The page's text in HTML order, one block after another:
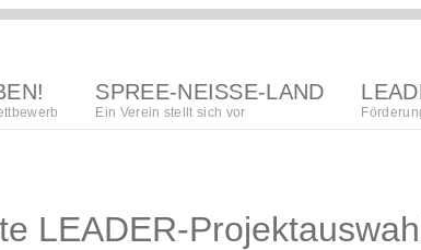
SPREE-NEISSE-LAND
Ein Verein stellt sich vor
kupka
LEADER-